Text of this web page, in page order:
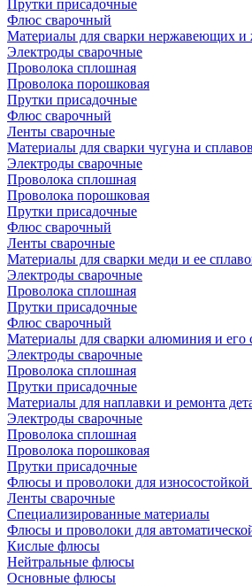
Прутки присадочные
Флюс сварочный
Материалы для сварки нержавеющих и
Электроды сварочные
Проволока сплошная
Проволока порошковая
Прутки присадочные
Флюс сварочный
Ленты сварочные
Материалы для сварки чугуна и
Электроды сварочные
Проволока сплошная
Проволока порошковая
Прутки присадочные
Флюс сварочный
Ленты сварочные
Материалы для сварки меди и ее
Электроды сварочные
Проволока сплошная
Прутки присадочные
Флюс сварочный
Материалы для сварки алюминия и его
Электроды сварочные
Проволока сплошная
Прутки присадочные
Материалы для наплавки и ремонта
Электроды сварочные
Проволока сплошная
Проволока порошковая
Прутки присадочные
Флюсы и проволоки для износостойкой
Ленты сварочные
Специализированные материалы
Флюсы и проволоки для
Кислые флюсы
Нейтральные флюсы
Основные флюсы